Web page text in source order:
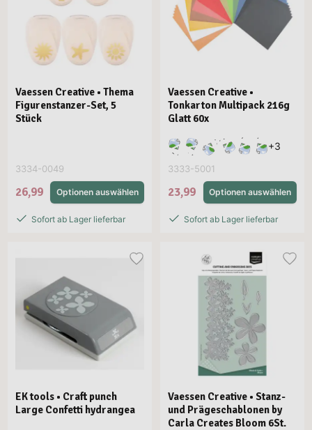
Vaessen Creative • Thema
Figurenstanzer-Set, 5
Stück
3334-0049
26,99 Optionen auswählen
Sofort ab Lager lieferbar
Vaessen Creative •
Tonkarton Multipack 216g
Glatt 60x
+3
3333-5001
23,99 Optionen auswählen
Sofort ab Lager lieferbar
EK tools • Craft punch
Large Confetti hydrangea
Vaessen Creative • Stanz-
und Prägeschablonen by
Carla Creates Bloom 6St.